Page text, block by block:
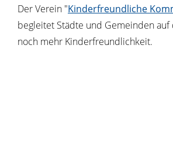
Der Verein "Kinderfreundliche
begleitet Städte und Gemeinden auf
noch mehr Kinderfreundlichkeit.